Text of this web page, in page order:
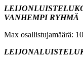
VANHEMPI RYHMÄ
Max osallistujamäärä: